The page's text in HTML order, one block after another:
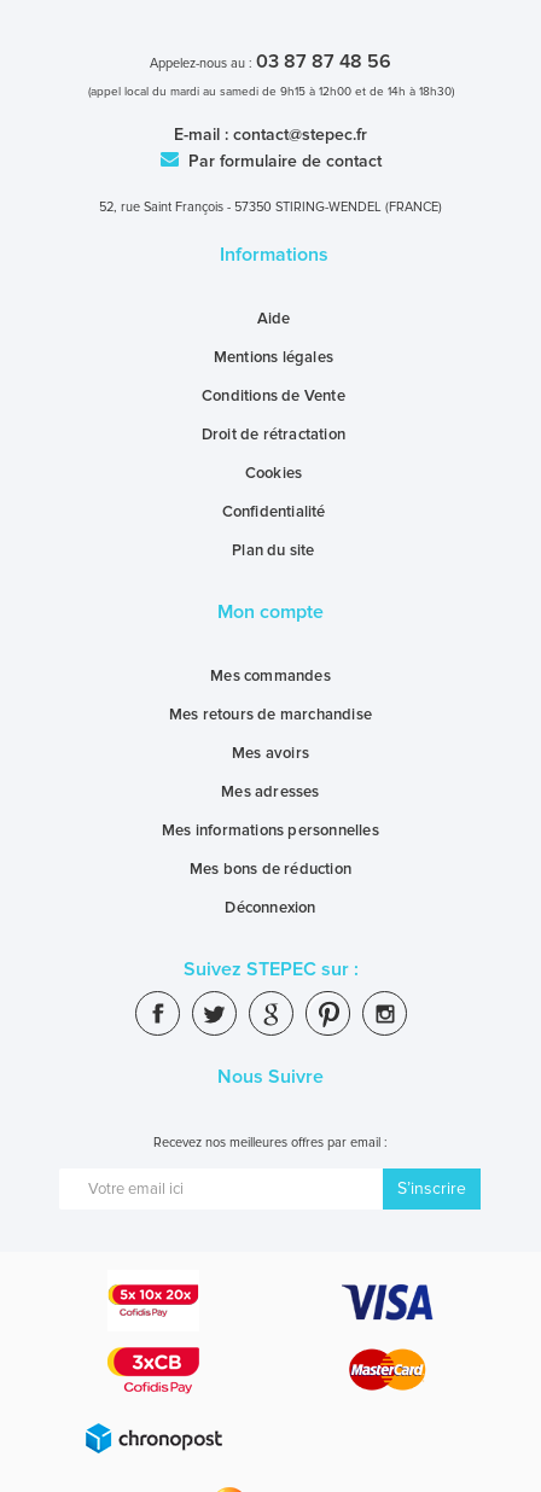
Appelez-nous au : 03 87 87 48 56
(appel local du mardi au samedi de 9h15 à 12h00 et de 14h à 18h30)
E-mail : contact@stepec.fr
Par formulaire de contact
52, rue Saint François - 57350 STIRING-WENDEL (FRANCE)
Informations
Aide
Mentions légales
Conditions de Vente
Droit de rétractation
Cookies
Confidentialité
Plan du site
Mon compte
Mes commandes
Mes retours de marchandise
Mes avoirs
Mes adresses
Mes informations personnelles
Mes bons de réduction
Déconnexion
Suivez STEPEC sur :
Nous Suivre
Recevez nos meilleures offres par email :
S’inscrire